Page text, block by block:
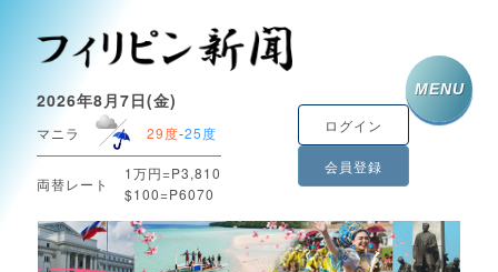
2026年8月7日(金)
マニラ 29度-25度
両替レート
1万円=P3,810
$100=P6070
ログイン
会員登録
MENU